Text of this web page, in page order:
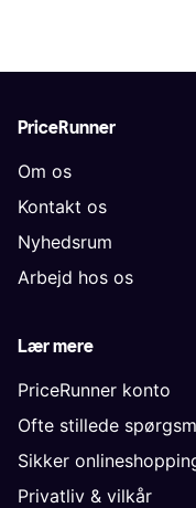
PriceRunner
Om os
Kontakt os
Nyhedsrum
Arbejd hos os
Lær mere
PriceRunner konto
Ofte stillede
Sikker
Privatliv & vilkår